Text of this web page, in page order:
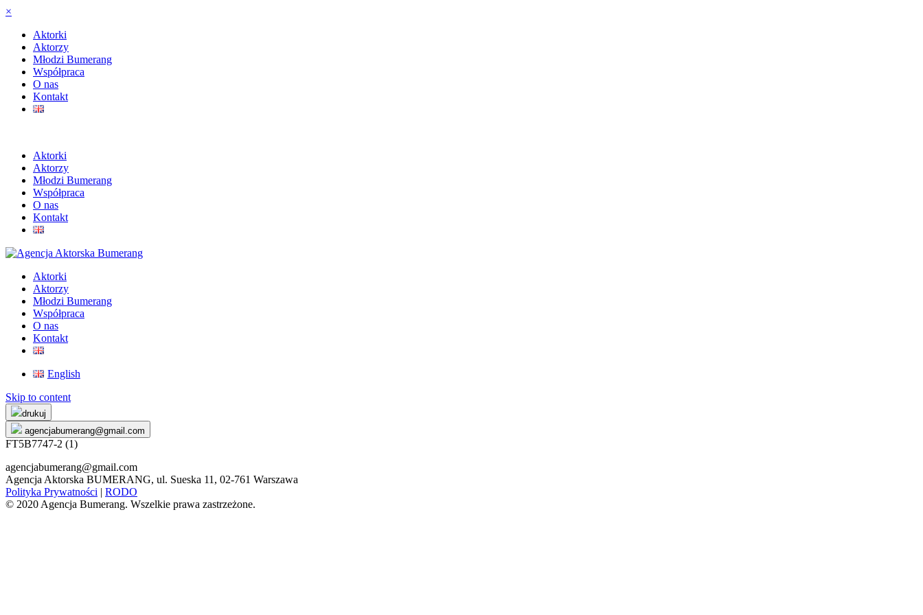
×
Aktorki
Aktorzy
Młodzi Bumerang
Współpraca
O nas
Kontakt
Aktorki
Aktorzy
Młodzi Bumerang
Współpraca
O nas
Kontakt
Aktorki
Aktorzy
Młodzi Bumerang
Współpraca
O nas
Kontakt
English
Skip to content
drukuj
agencjabumerang@gmail.com
FT5B7747-2 (1)
agencjabumerang@gmail.com
Agencja Aktorska BUMERANG, ul. Sueska 11, 02-761 Warszawa
Polityka Prywatności | RODO
© 2020 Agencja Bumerang. Wszelkie prawa zastrzeżone.